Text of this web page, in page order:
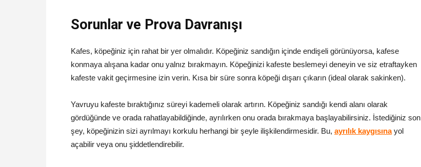
Sorunlar ve Prova Davranışı
Kafes, köpeğiniz için rahat bir yer olmalıdır. Köpeğiniz sandığın içinde endişeli görünüyorsa, kafese
konmaya alışana kadar onu yalnız bırakmayın. Köpeğinizi kafeste beslemeyi deneyin ve siz etraftayken
kafeste vakit geçirmesine izin verin. Kısa bir süre sonra köpeği dışarı çıkarın (ideal olarak sakinken).
Yavruyu kafeste bıraktığınız süreyi kademeli olarak artırın. Köpeğiniz sandığı kendi alanı olarak
gördüğünde ve orada rahatlayabildiğinde, ayrılırken onu orada bırakmaya başlayabilirsiniz. İstediğiniz son
şey, köpeğinizin sizi ayrılmayı korkulu herhangi bir şeyle ilişkilendirmesidir. Bu, ayrılık kaygısınayol
açabilir veya onu şiddetlendirebilir.